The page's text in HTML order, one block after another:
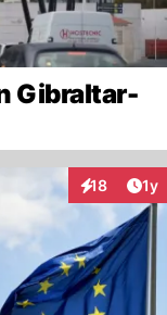
Gibraltar-
18 1y